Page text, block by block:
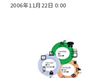
2006年11月22日 0:00